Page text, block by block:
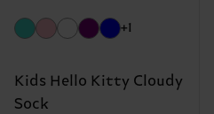
+1
Kids Hello Kitty Cloudy
Sock